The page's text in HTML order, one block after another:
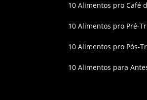
10 Alimentos pro Café
10 Alimentos pro Pré-
10 Alimentos pro Pós-
10 Alimentos para